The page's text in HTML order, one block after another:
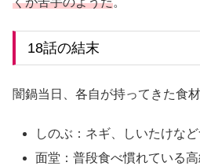
18話の結末
闇鍋当日、各自が持ってきた食
しのぶ：ネギ、しいたけな
面堂：普段食べ慣れている